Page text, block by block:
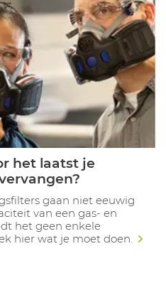
het laatst je
gaan niet eeuwig
van een gas- en
het geen enkele
hier wat je moet doen.